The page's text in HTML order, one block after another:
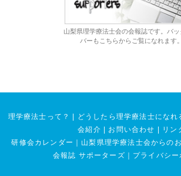
山梨県理学療法士会の会報誌です。バッ
バーもこちらからご覧になれます。
理学療法士って？ どうしたら理学療法士になれ
会紹介
お問い合わせ
リン
研修会カレンダー
山梨県理学療法士会からの
会報誌 サポーターズ
プライバシー